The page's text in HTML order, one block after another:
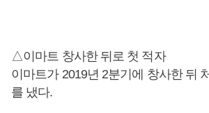
△이마트 창사한 뒤로 첫 적자
이마트가 2019년 2분기에 창사한 뒤
를 냈다.